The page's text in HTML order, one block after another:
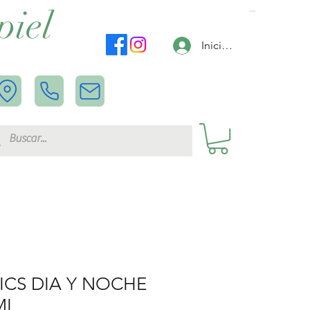
Carrito
Iniciar sesión
DIA Y NOCHE